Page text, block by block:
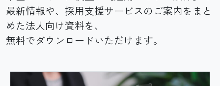
最新情報や、採用支援サービスのご案内をまと
めた法人向け資料を、
無料でダウンロードいただけます。